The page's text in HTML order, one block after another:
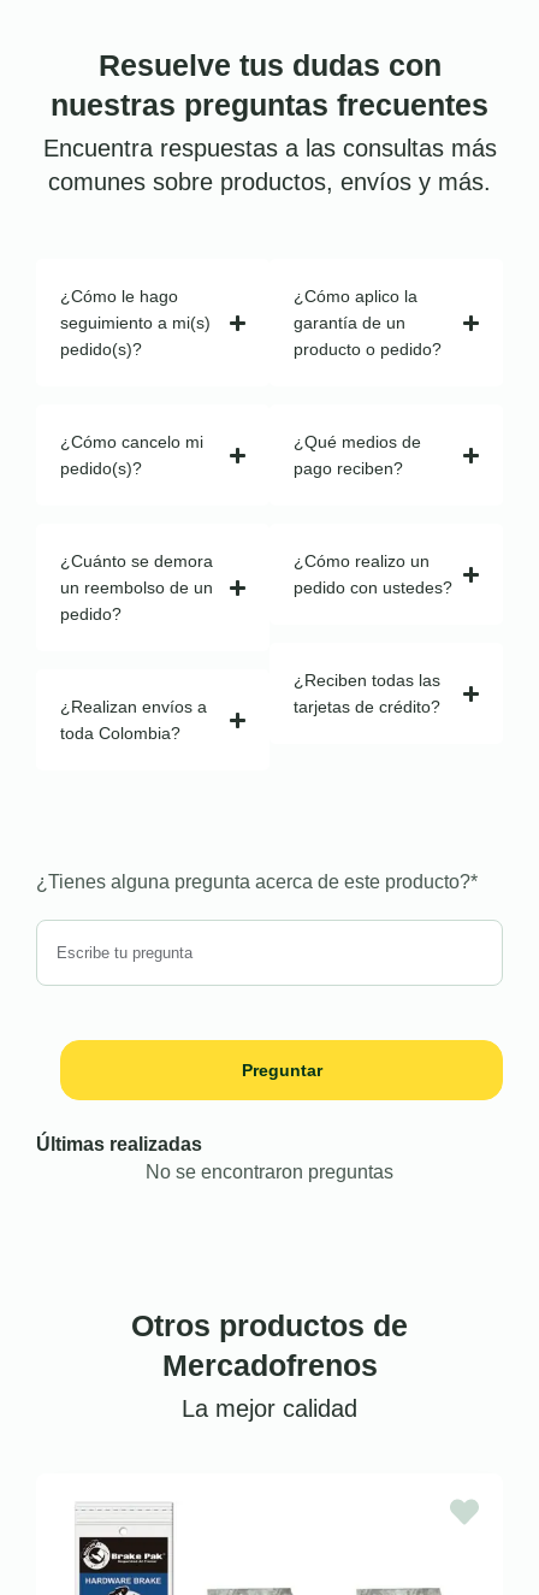
Resuelve tus dudas con
nuestras preguntas frecuentes
Encuentra respuestas a las consultas más
comunes sobre productos, envíos y más.
¿Cómo le hago
seguimiento a mi(s)
pedido(s)?
¿Cómo cancelo mi
pedido(s)?
¿Cuánto se demora
un reembolso de un
pedido?
¿Realizan envíos a
toda Colombia?
¿Cómo aplico la
garantía de un
producto o pedido?
¿Qué medios de
pago reciben?
¿Cómo realizo un
pedido con ustedes?
¿Reciben todas las
tarjetas de crédito?
¿Tienes alguna pregunta acerca de este producto?*
Preguntar
Últimas realizadas
No se encontraron preguntas
Otros productos de
Mercadofrenos
La mejor calidad